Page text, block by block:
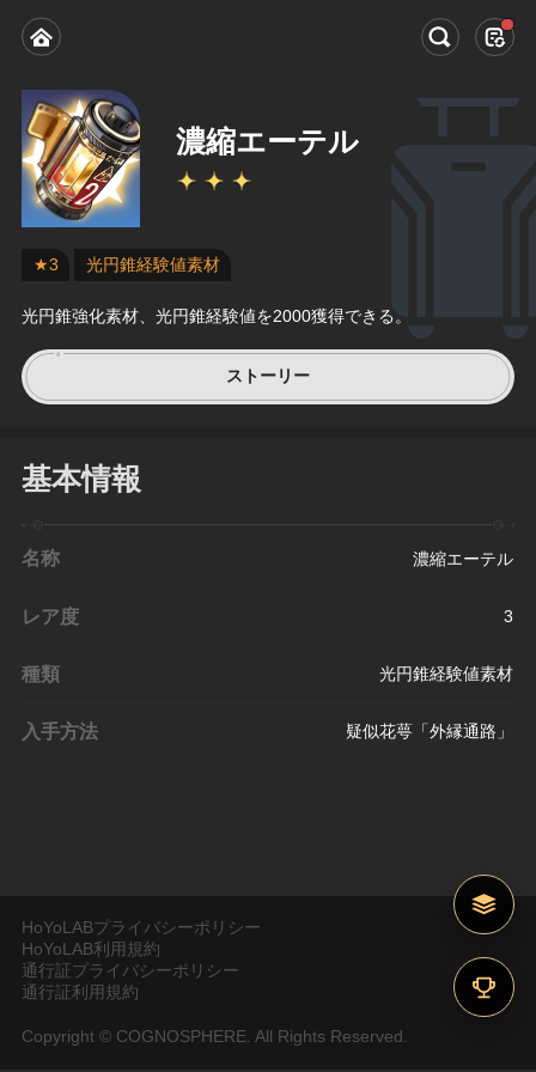
濃縮エーテル
★3 光円錐経験値素材
光円錐強化素材、光円錐経験値を2000獲得できる。
ストーリー
基本情報
名称 濃縮エーテル
レア度 3
種類 光円錐経験値素材
入手方法 疑似花萼「外縁通路」
HoYoLABプライバシーポリシー
HoYoLAB利用規約
通行証プライバシーポリシー
通行証利用規約
Copyright © COGNOSPHERE. All Rights Reserved.